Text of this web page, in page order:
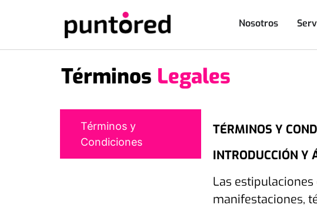
Nosotros
Términos Legales
Términos y
Condiciones
TÉRMINOS Y
INTRODUCCIÓN Y
Las
manifestaciones,